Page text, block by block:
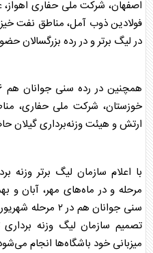
اصفهان، شرکت ملی حفاری اهواز،
فولادین ذوب آمل، مناطق نفت
در لیگ برتر و در رده بزرگسالان
خوزستان، شرکت ملی حفاری،
ارتش و هیئت وزنه‌برداری گیلان
با اعلام سازمان لیگ برتر وزنه
مرحله و در ماه‌های مهر، آبان و
سنی جوانان هم در
تصمیم سازمان لیگ وزنه
میزبانی خود باشگاه‌ها انجام